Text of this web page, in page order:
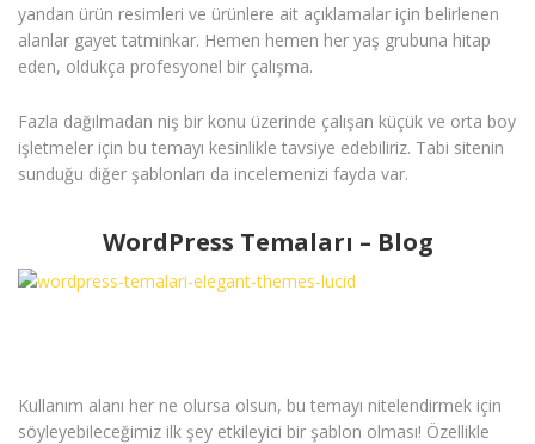
yandan ürün resimleri ve ürünlere ait açıklamalar için belirlenen
alanlar gayet tatminkar. Hemen hemen her yaş grubuna hitap
eden, oldukça profesyonel bir çalışma.
Fazla dağılmadan niş bir konu üzerinde çalışan küçük ve orta boy
işletmeler için bu temayı kesinlikle tavsiye edebiliriz. Tabi sitenin
sunduğu diğer şablonları da incelemenizi fayda var.
WordPress Temaları – Blog
Kullanım alanı her ne olursa olsun, bu temayı nitelendirmek için
söyleyebileceğimiz ilk şey etkileyici bir şablon olması! Özellikle